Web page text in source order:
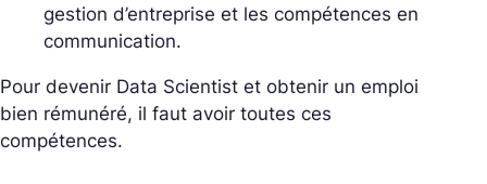
gestion d’entreprise et les compétences en
communication.
Pour devenir Data Scientist et obtenir un emploi
bien rémunéré, il faut avoir toutes ces
compétences.